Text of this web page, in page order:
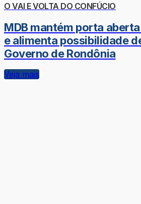
O VAI E VOLTA DO CONFÚCIO
MDB mantém porta
e alimenta possibilidade
Governo de Rondônia
Veja mais